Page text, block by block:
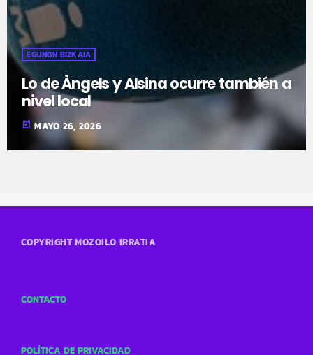
EGUNON BIZKAIA
Lo de Àngels y Alsina ocurre también a
nivel local
today MAYO 26, 2026
COPYRIGHT MOZOILO IRRATIA
CONTACTO
POLÍTICA DE PRIVACIDAD